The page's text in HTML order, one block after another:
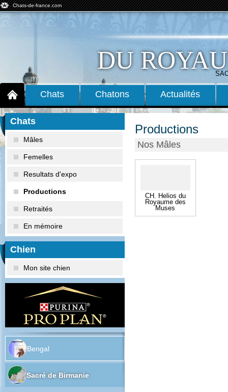
Chats-de-france.com
DU
Chats Chatons Actualités
Chats
Mâles
Femelles
Resultats d'expo
Productions
Retraités
En mémoire
Chien
Mon site chien
Bengal
Sacré de Birmanie
Productions
Nos Mâles
CH. Helios du
Royaume des
Muses